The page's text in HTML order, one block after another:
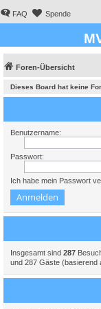
FAQ Spende
Foren-Übersicht
Dieses Board hat keine
Benutzername:
Passwort:
Ich habe mein Passwort
Insgesamt sind 287
und 287 Gäste (basierend